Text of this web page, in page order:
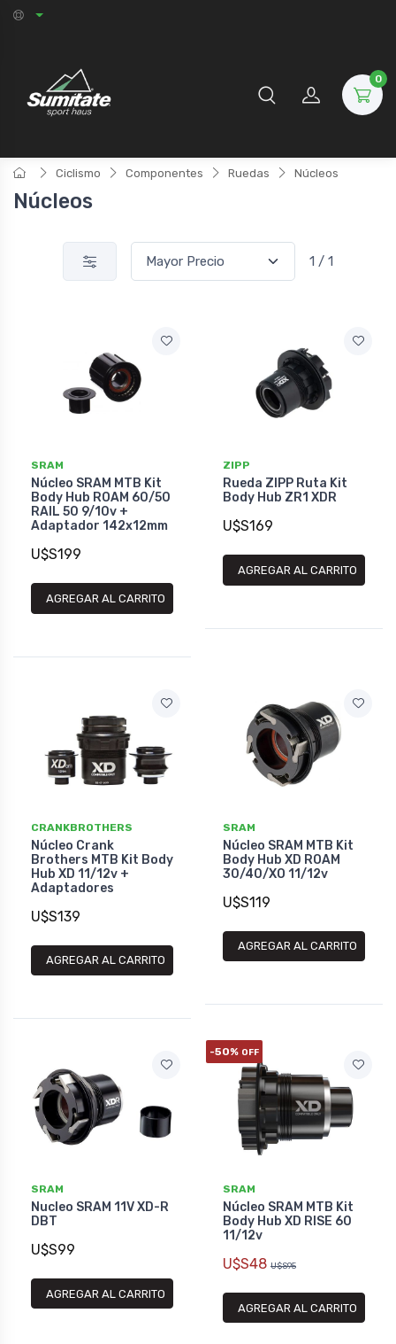
0
Ciclismo Componentes Ruedas Núcleos
Núcleos
1 / 1
SRAM
Núcleo SRAM MTB Kit
Body Hub ROAM 60/50
RAIL 50 9/10v +
Adaptador 142x12mm
U$S199
AGREGAR AL CARRITO
ZIPP
Rueda ZIPP Ruta Kit
Body Hub ZR1 XDR
U$S169
AGREGAR AL CARRITO
CRANKBROTHERS
Núcleo Crank
Brothers MTB Kit Body
Hub XD 11/12v +
Adaptadores
U$S139
AGREGAR AL CARRITO
SRAM
Núcleo SRAM MTB Kit
Body Hub XD ROAM
30/40/XO 11/12v
U$S119
AGREGAR AL CARRITO
SRAM
Nucleo SRAM 11V XD-R
DBT
U$S99
AGREGAR AL CARRITO
-50% OFF
SRAM
Núcleo SRAM MTB Kit
Body Hub XD RISE 60
11/12v
U$S48 U$S95
AGREGAR AL CARRITO